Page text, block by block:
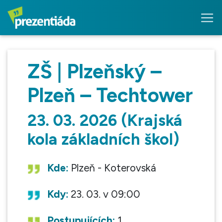
ZŠ | Plzeňský –
Plzeň – Techtower
23. 03. 2026 (Krajská
kola základních škol)
Kde: Plzeň - Koterovská
Kdy: 23. 03. v 09:00